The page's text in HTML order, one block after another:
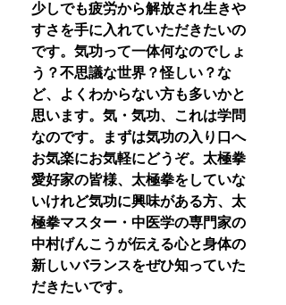
少しでも疲労から解放され生きや
すさを手に入れていただきたいの
です。気功って一体何なのでしょ
う？不思議な世界？怪しい？な
ど、よくわからない方も多いかと
思います。気・気功、これは学問
なのです。まずは気功の入り口へ
お気楽にお気軽にどうぞ。太極拳
愛好家の皆様、太極拳をしていな
いけれど気功に興味がある方、太
極拳マスター・中医学の専門家の
中村げんこうが伝える心と身体の
新しいバランスをぜひ知っていた
だきたいです。